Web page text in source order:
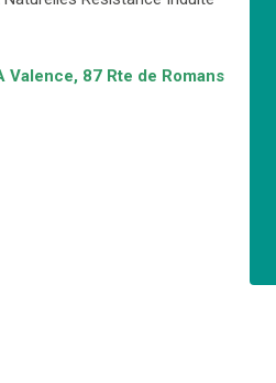
Valence, 87 Rte de Romans